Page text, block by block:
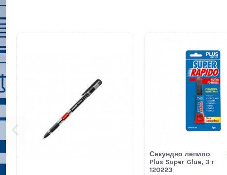
Секундно лепило
Plus Super Glue, 3 г
120223